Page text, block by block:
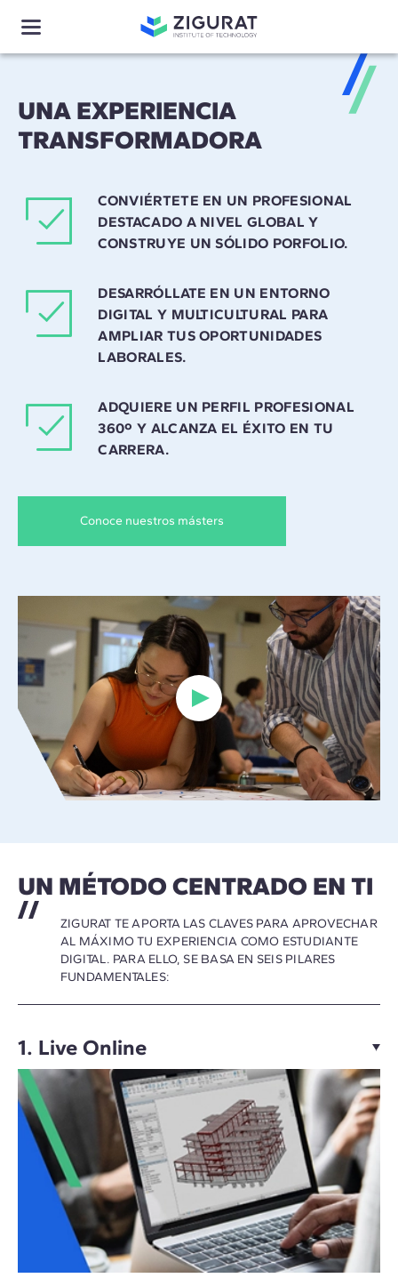
UNA EXPERIENCIA
TRANSFORMADORA
CONVIÉRTETE EN UN PROFESIONAL
DESTACADO A NIVEL GLOBAL Y
CONSTRUYE UN SÓLIDO PORFOLIO.
DESARRÓLLATE EN UN ENTORNO
DIGITAL Y MULTICULTURAL PARA
AMPLIAR TUS OPORTUNIDADES
LABORALES.
ADQUIERE UN PERFIL PROFESIONAL
360º Y ALCANZA EL ÉXITO EN TU
CARRERA.
Conoce nuestros másters
UN MÉTODO CENTRADO EN TI
ZIGURAT TE APORTA LAS CLAVES PARA APROVECHAR
AL MÁXIMO TU EXPERIENCIA COMO ESTUDIANTE
DIGITAL. PARA ELLO, SE BASA EN SEIS PILARES
FUNDAMENTALES:
1. Live Online